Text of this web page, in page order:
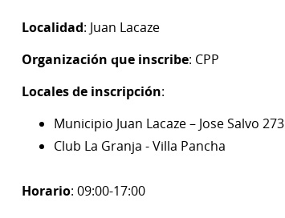
Localidad: Juan Lacaze
Organización que inscribe: CPP
Locales de inscripción:
Municipio Juan Lacaze – Jose Salvo 273
Club La Granja - Villa Pancha
Horario: 09:00-17:00